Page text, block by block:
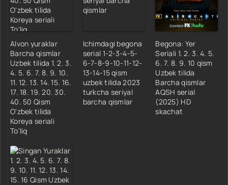
Alvon yuraklar
Barcha qismlar
Uzbek tilida 1. 2. 3.
4. 5. 6. 7. 8. 9. 10.
11. 12. 13. 14. 15. 16.
17. 18. 19. 20. 30.
40. 50 Qism
O'zbek tilida
Koreya seriali
To'liq
Ichimdagi begona
serial 1-2-3-4-5-
6-7-8-9-10-11-12-
13-14-15 qism
uzbek tilida 2023
turkcha seriyal
barcha qismlar
Begona: Yer
Seriali 1. 2. 3. 4. 5.
6. 7. 8. 9. 10 qism
Uzbek tilida
Barcha qismlar
AQSH serial
(2025) HD
skachat